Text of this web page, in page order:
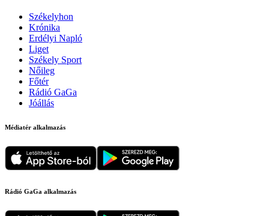
Székelyhon
Krónika
Erdélyi Napló
Liget
Székely Sport
Nőileg
Főtér
Rádió GaGa
Jóállás
Médiatér alkalmazás
Rádió GaGa alkalmazás